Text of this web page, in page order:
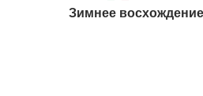
Зимнее